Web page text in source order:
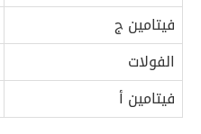
فيتامين ج
الفولات
فيتامين أ